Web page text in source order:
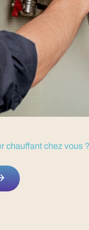
chauffant chez vous ?